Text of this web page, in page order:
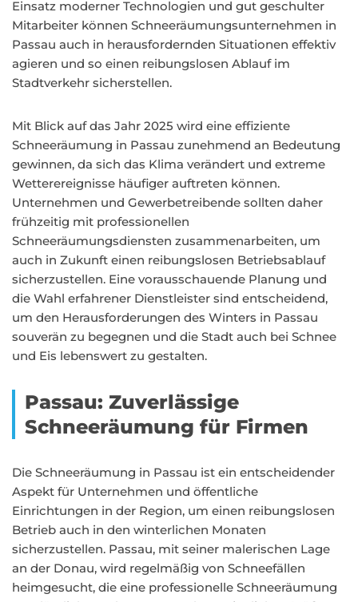
Einsatz moderner Technologien und gut geschulter
Mitarbeiter können Schneeräumungsunternehmen in
Passau auch in herausfordernden Situationen effektiv
agieren und so einen reibungslosen Ablauf im
Stadtverkehr sicherstellen.
Mit Blick auf das Jahr 2025 wird eine effiziente
Schneeräumung in Passau zunehmend an Bedeutung
gewinnen, da sich das Klima verändert und extreme
Wetterereignisse häufiger auftreten können.
Unternehmen und Gewerbetreibende sollten daher
frühzeitig mit professionellen
Schneeräumungsdiensten zusammenarbeiten, um
auch in Zukunft einen reibungslosen Betriebsablauf
sicherzustellen. Eine vorausschauende Planung und
die Wahl erfahrener Dienstleister sind entscheidend,
um den Herausforderungen des Winters in Passau
souverän zu begegnen und die Stadt auch bei Schnee
und Eis lebenswert zu gestalten.
Passau: Zuverlässige
Schneeräumung für Firmen
Die Schneeräumung in Passau ist ein entscheidender
Aspekt für Unternehmen und öffentliche
Einrichtungen in der Region, um einen reibungslosen
Betrieb auch in den winterlichen Monaten
sicherzustellen. Passau, mit seiner malerischen Lage
an der Donau, wird regelmäßig von Schneefällen
heimgesucht, die eine professionelle Schneeräumung